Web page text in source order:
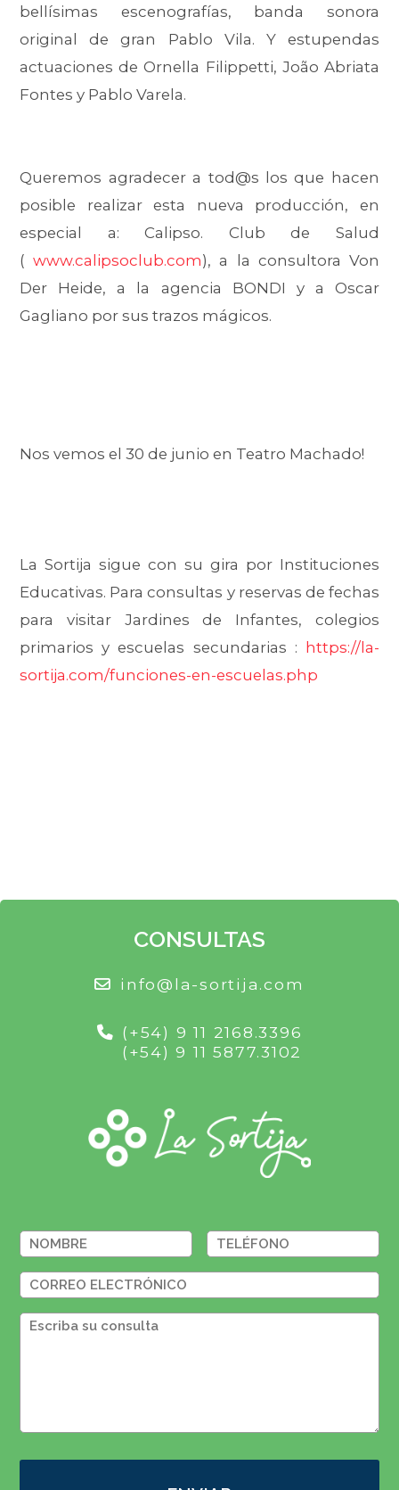
bellísimas escenografías, banda sonora
original de gran Pablo Vila. Y estupendas
actuaciones de Ornella Filippetti, João Abriata
Fontes y Pablo Varela.
Queremos agradecer a tod@s los que hacen
posible realizar esta nueva producción, en
especial a: Calipso. Club de Salud
(www.calipsoclub.com), a la consultora Von
Der Heide, a la agencia BONDI y a Oscar
Gagliano por sus trazos mágicos.
Nos vemos el 30 de junio en Teatro Machado!
La Sortija sigue con su gira por Instituciones
Educativas. Para consultas y reservas de fechas
para visitar Jardines de Infantes, colegios
primarios y escuelas secundarias :
https://la-
sortija.com/funciones-en-escuelas.php
CONSULTAS
info@la-sortija.com
(+54) 9 11 2168.3396
(+54) 9 11 5877.3102